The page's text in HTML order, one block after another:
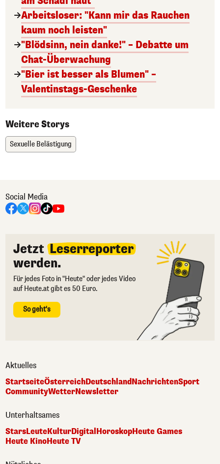
Arbeitsloser: "Kann mir das Rauchen
kaum noch leisten"
"Blödsinn, nein danke!" – Debatte um
Chat-Überwachung
"Bier ist besser als Blumen" –
Valentinstags-Geschenke
Weitere Storys
Sexuelle Belästigung
Social Media
Jetzt Leserreporter
werden.
Für jedes Foto in "Heute" oder jedes Video
auf Heute.at gibt es 50 Euro.
So geht's
Aktuelles
StartseiteÖsterreichDeutschlandNachrichtenSport
CommunityWetterNewsletter
Unterhaltsames
StarsLeuteKulturDigital HoroskopHeute Games
Heute KinoHeute TV